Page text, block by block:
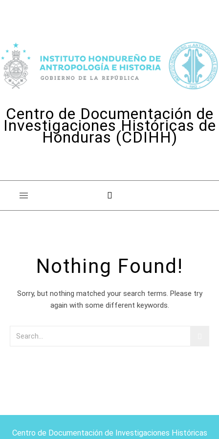
Centro de Documentación de
Investigaciones Históricas de
Honduras (CDIHH)
Nothing Found!
Sorry, but nothing matched your search terms. Please try
again with some different keywords.
Centro de Documentación de Investigaciones Históricas